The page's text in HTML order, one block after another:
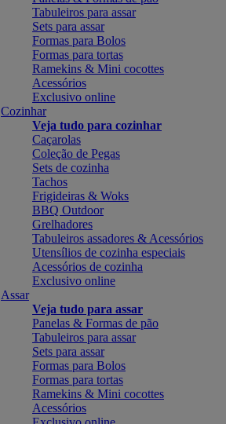
Tabuleiros para assar
Sets para assar
Formas para Bolos
Formas para tortas
Ramekins & Mini cocottes
Acessórios
Exclusivo online
Cozinhar
Veja tudo para cozinhar
Caçarolas
Coleção de Pegas
Sets de cozinha
Tachos
Frigideiras & Woks
BBQ Outdoor
Grelhadores
Tabuleiros assadores & Acessórios
Utensílios de cozinha especiais
Acessórios de cozinha
Exclusivo online
Assar
Veja tudo para assar
Panelas & Formas de pão
Tabuleiros para assar
Sets para assar
Formas para Bolos
Formas para tortas
Ramekins & Mini cocottes
Acessórios